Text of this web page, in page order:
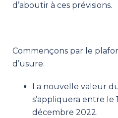
d’aboutir à ces prévisions.
Commençons par le
d’usure.
La nouvelle valeur
s’appliquera entre le 1
décembre 2022.